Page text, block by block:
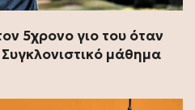
5χρονο γιο του όταν
μάθημα